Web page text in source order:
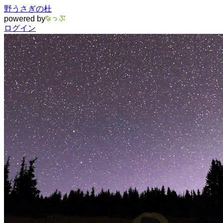
野うさぎの杜
powered by
ログイン